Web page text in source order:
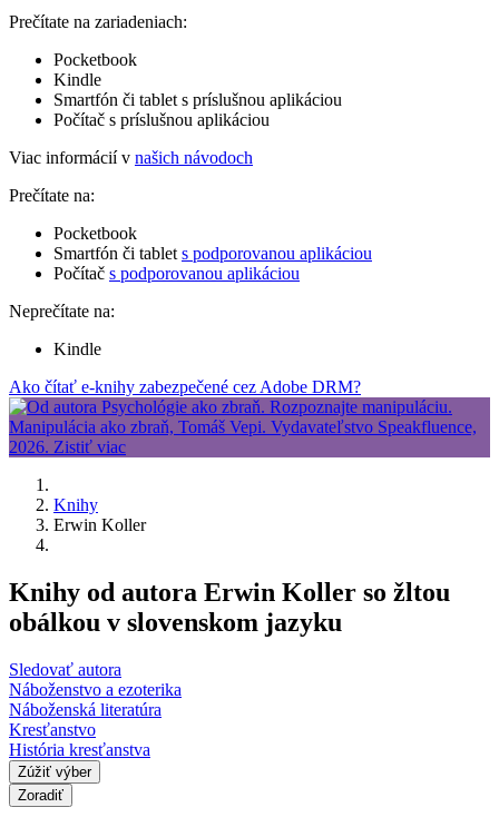
Prečítate na zariadeniach:
Pocketbook
Kindle
Smartfón či tablet s príslušnou aplikáciou
Počítač s príslušnou aplikáciou
Viac informácií v našich návodoch
Prečítate na:
Pocketbook
Smartfón či tablet s podporovanou aplikáciou
Počítač s podporovanou aplikáciou
Neprečítate na:
Kindle
Ako čítať e-knihy zabezpečené cez Adobe DRM?
Knihy
Erwin Koller
Knihy od autora Erwin Koller so žltou
obálkou v slovenskom jazyku
Sledovať autora
Náboženstvo a ezoterika
Náboženská literatúra
Kresťanstvo
História kresťanstva
Zúžiť výber
Zoradiť